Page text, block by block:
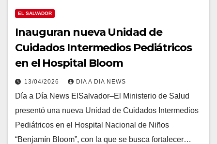
EL SALVADOR
Inauguran nueva Unidad de
Cuidados Intermedios Pediátricos
en el Hospital Bloom
13/04/2026 DIA A DIA NEWS
Día a Día News ElSalvador–El Ministerio de Salud
presentó una nueva Unidad de Cuidados Intermedios
Pediátricos en el Hospital Nacional de Niños
“Benjamín Bloom”, con la que se busca fortalecer…